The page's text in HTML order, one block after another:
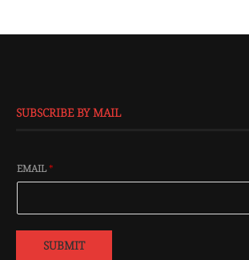
SUBSCRIBE BY MAIL
EMAIL*
SUBMIT